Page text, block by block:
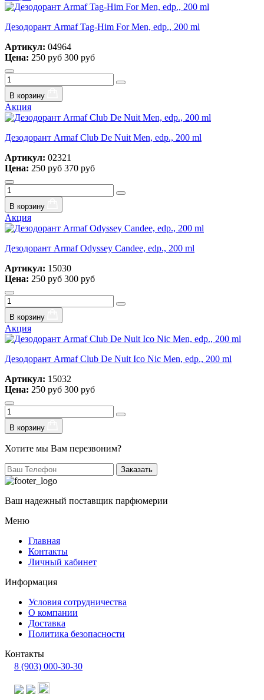
Дезодорант Armaf Tag-Him For Men, edp., 200 ml
Артикул: 04964
Цена: 250 руб 300 руб
В корзину
Акция
Дезодорант Armaf Club De Nuit Men, edp., 200 ml
Артикул: 02321
Цена: 250 руб 370 руб
В корзину
Акция
Дезодорант Armaf Odyssey Candee, edp., 200 ml
Артикул: 15030
Цена: 250 руб 300 руб
В корзину
Акция
Дезодорант Armaf Club De Nuit Ico Nic Men, edp., 200 ml
Артикул: 15032
Цена: 250 руб 300 руб
В корзину
Хотите мы Вам перезвоним?
Заказать
Ваш надежный поставщик парфюмерии
Меню
Главная
Контакты
Личный кабинет
Информация
Условия сотрудничества
О компании
Доставка
Политика безопасности
Контакты
8 (903) 000-30-30